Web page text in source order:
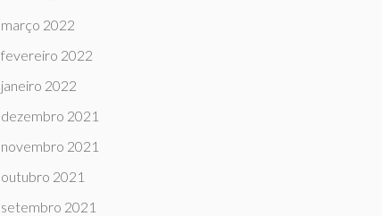
março 2022
fevereiro 2022
janeiro 2022
dezembro 2021
novembro 2021
outubro 2021
setembro 2021